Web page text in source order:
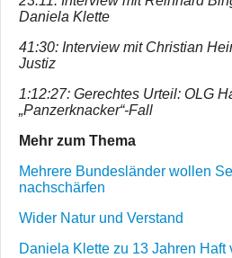
Daniela Klette
41:30: Interview mit Christian
Justiz
1:12:27: Gerechtes Urteil: OLG
„Panzerknacker“-Fall
Mehr zum Thema
Mehrere Bundesländer wollen
nachschärfen
Wider Natur und Verstand
Daniela Klette zu 13 Jahren Haft